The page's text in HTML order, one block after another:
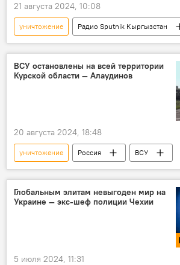
21 августа 2024, 10:08
уничтожение
Радио Sputnik Кыргызстан
Запад
население элита
ВСУ остановлены на всей территории
Курской области — Алаудинов
20 августа 2024, 18:48
уничтожение Россия
ВСУ
Курская область
наступление
Апти Алаудинов
Спецоперация России по защите Донбасса
Глобальным элитам невыгоден мир на
Украине — экс-шеф полиции Чехии
5 июля 2024, 11:31